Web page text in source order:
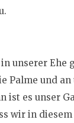
unserer Ehe
Palme und an
ist es unser
wir in diesem